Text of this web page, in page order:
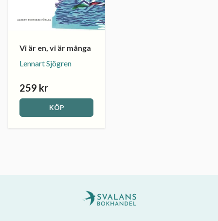
Vi är en, vi är många
Lennart Sjögren
259 kr
KÖP